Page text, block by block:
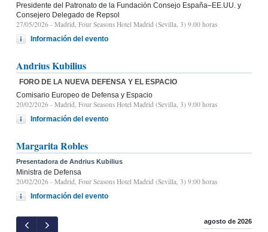
Presidente del Patronato de la Fundación Consejo España–EE.UU. y
Consejero Delegado de Repsol
27/05/2026 - Madrid, Four Seasons Hotel Madrid (Sevilla, 3) 9.00 horas
Información del evento
Andrius Kubilius
FORO DE LA NUEVA DEFENSA Y EL ESPACIO
Comisario Europeo de Defensa y Espacio
20/02/2026 - Madrid, Four Seasons Hotel Madrid (Sevilla, 3) 9:00 horas
Información del evento
Margarita Robles
Presentadora de Andrius Kubilius
Ministra de Defensa
20/02/2026 - Madrid, Four Seasons Hotel Madrid (Sevilla, 3) 9:00 horas
Información del evento
agosto de 2026